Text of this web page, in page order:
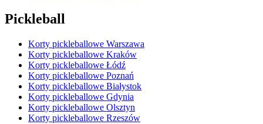
Pickleball
Korty pickleballowe Warszawa
Korty pickleballowe Kraków
Korty pickleballowe Łódź
Korty pickleballowe Poznań
Korty pickleballowe Białystok
Korty pickleballowe Gdynia
Korty pickleballowe Olsztyn
Korty pickleballowe Rzeszów